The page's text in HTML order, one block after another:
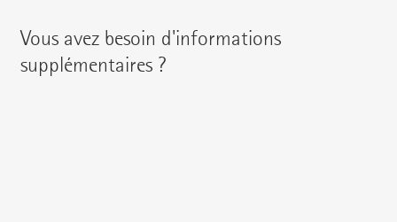
Vous avez besoin d'informations
supplémentaires ?